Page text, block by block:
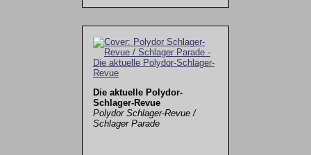
Die aktuelle Polydor-
Schlager-Revue
Polydor Schlager-Revue /
Schlager Parade